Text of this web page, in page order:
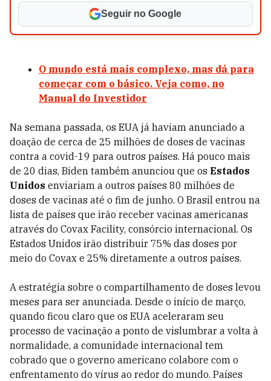
Seguir no Google
O mundo está mais complexo, mas dá para
começar com o básico. Veja como, no
Manual do Investidor
Na semana passada, os EUA já haviam anunciado a
doação de cerca de 25 milhões de doses de vacinas
contra a covid-19 para outros países. Há pouco mais
de 20 dias, Biden também anunciou que os Estados
Unidos enviariam a outros países 80 milhões de
doses de vacinas até o fim de junho. O Brasil entrou na
lista de países que irão receber vacinas americanas
através do Covax Facility, consórcio internacional. Os
Estados Unidos irão distribuir 75% das doses por
meio do Covax e 25% diretamente a outros países.
A estratégia sobre o compartilhamento de doses levou
meses para ser anunciada. Desde o início de março,
quando ficou claro que os EUA aceleraram seu
processo de vacinação a ponto de vislumbrar a volta à
normalidade, a comunidade internacional tem
cobrado que o governo americano colabore com o
enfrentamento do vírus ao redor do mundo. Países